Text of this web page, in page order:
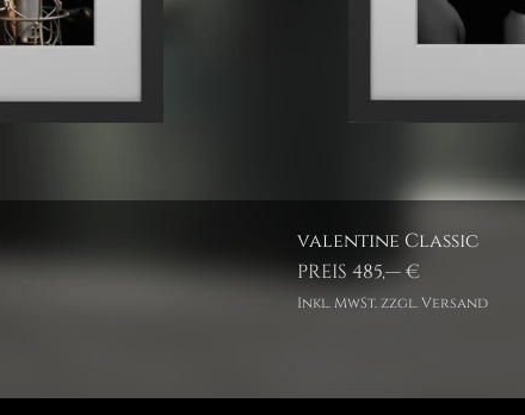
valentine Classic
PREIS 485,— €
Inkl. MwSt. zzgl. Versand